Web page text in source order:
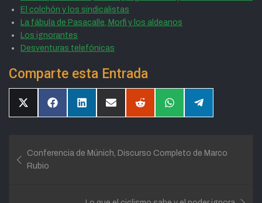
El colchón y los sindicalistas
La fábula de Pasacalle, Morfi y los aldeanos
Los ignorantes
Desventuras telefónicas
Comparte esta Entrada
CompartirCompartirCompartirCompartirCompartirCompartirCompartir
de
Conferencia de Múnich, Discurso Completo de Marco
Rubio